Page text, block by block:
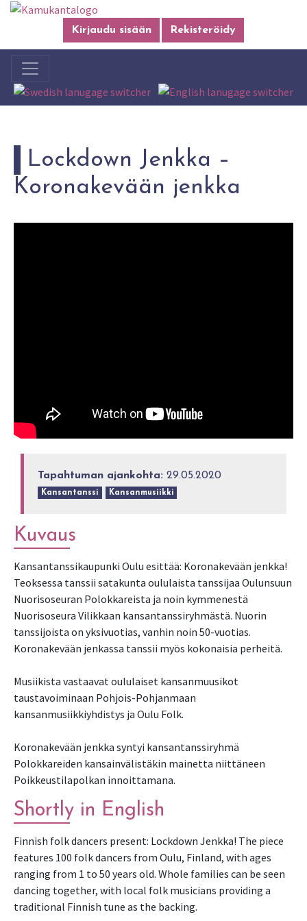
Kirjaudu sisään Rekisteröidy
Lockdown Jenkka –
Koronakevään jenkka
Tapahtuman ajankohta: 29.05.2020
Kansantanssi Kansanmusiikki
Kuvaus
Kansantanssikaupunki Oulu esittää: Koronakevään jenkka!
Teoksessa tanssii satakunta oululaista tanssijaa Oulunsuun
Nuorisoseuran Polokkareista ja noin kymmenestä
Nuorisoseura Vilikkaan kansantanssiryhmästä. Nuorin
tanssijoista on yksivuotias, vanhin noin 50-vuotias.
Koronakevään jenkassa tanssii myös kokonaisia perheitä.
Musiikista vastaavat oululaiset kansanmuusikot
taustavoiminaan Pohjois-Pohjanmaan
kansanmusiikkiyhdistys ja Oulu Folk.
Koronakevään jenkka syntyi kansantanssiryhmä
Polokkareiden kansainvälistäkin mainetta niittäneen
Poikkeustilapolkan innoittamana.
Shortly in English
Finnish folk dancers present: Lockdown Jenkka! The piece
features 100 folk dancers from Oulu, Finland, with ages
ranging from 1 to 50 years old. Whole families can be seen
dancing together, with local folk musicians providing a
traditional Finnish tune as the backing.